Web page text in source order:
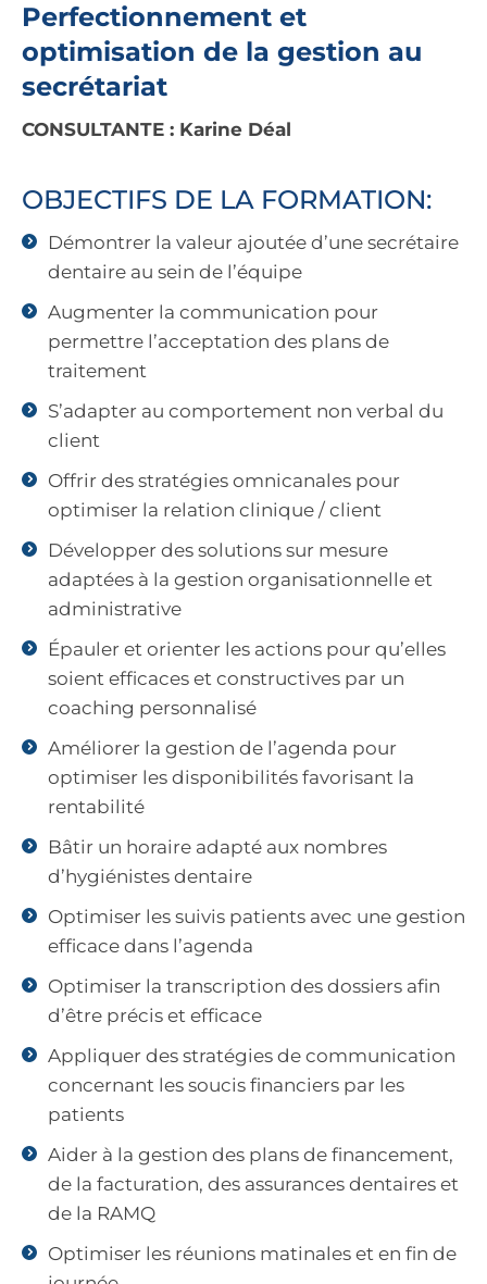
Perfectionnement et
optimisation de la gestion au
secrétariat
CONSULTANTE : Karine Déal
OBJECTIFS DE LA FORMATION:
Démontrer la valeur ajoutée d’une secrétaire
dentaire au sein de l’équipe
Augmenter la communication pour
permettre l’acceptation des plans de
traitement
S’adapter au comportement non verbal du
client
Offrir des stratégies omnicanales pour
optimiser la relation clinique / client
Développer des solutions sur mesure
adaptées à la gestion organisationnelle et
administrative
Épauler et orienter les actions pour qu’elles
soient efficaces et constructives par un
coaching personnalisé
Améliorer la gestion de l’agenda pour
optimiser les disponibilités favorisant la
rentabilité
Bâtir un horaire adapté aux nombres
d’hygiénistes dentaire
Optimiser les suivis patients avec une gestion
efficace dans l’agenda
Optimiser la transcription des dossiers afin
d’être précis et efficace
Appliquer des stratégies de communication
concernant les soucis financiers par les
patients
Aider à la gestion des plans de financement,
de la facturation, des assurances dentaires et
de la RAMQ
Optimiser les réunions matinales et en fin de